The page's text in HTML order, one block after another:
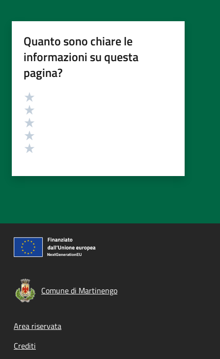
Quanto sono chiare le
informazioni su questa
pagina?
Valutazione
Comune di Martinengo
Footer menu
Area riservata
Crediti